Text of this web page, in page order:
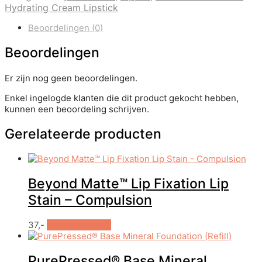
Hydrating Cream Lipstick
Beoordelingen (0)
Beoordelingen
Er zijn nog geen beoordelingen.
Enkel ingelogde klanten die dit product gekocht hebben,
kunnen een beoordeling schrijven.
Gerelateerde producten
Beyond Matte™ Lip Fixation Lip
Stain – Compulsion
37,-